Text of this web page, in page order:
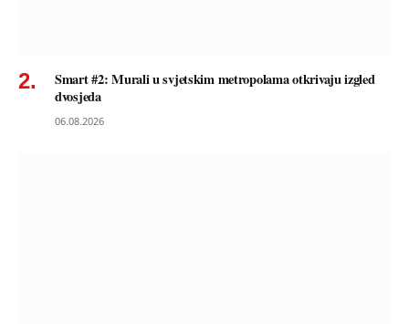
Smart #2: Murali u svjetskim metropolama otkrivaju izgled
dvosjeda
06.08.2026